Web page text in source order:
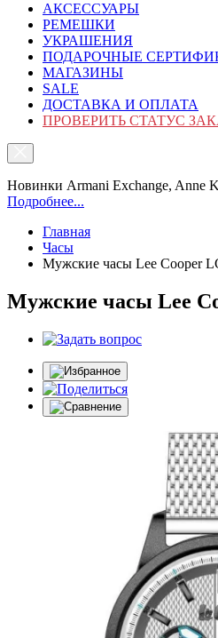
АКСЕССУАРЫ
РЕМЕШКИ
УКРАШЕНИЯ
ПОДАРОЧНЫЕ
МАГАЗИНЫ
SALE
ДОСТАВКА И ОПЛАТА
ПРОВЕРИТЬ СТАТУС
Новинки Armani Exchange, Anne
Подробнее...
Главная
Часы
Мужские часы Lee Cooper
Мужские часы Lee